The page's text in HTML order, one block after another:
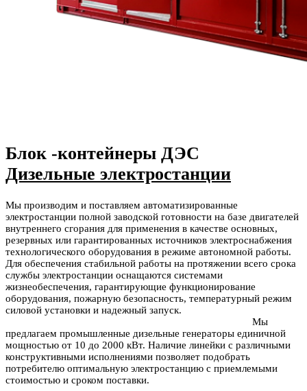
Блок -контейнеры ДЭС
Дизельные электростанции
Мы производим и поставляем автоматизированные
электростанции полной заводской готовности на базе двигателей
внутреннего сгорания для применения в качестве основных,
резервных или гарантированных источников электроснабжения
технологического оборудования в режиме автономной работы.
Для обеспечения стабильной работы на протяжении всего срока
службы электростанции оснащаются системами
жизнеобеспечения, гарантирующие функционирование
оборудования, пожарную безопасность, температурный режим
силовой установки и надежный запуск.
Мы
предлагаем промышленные дизельные генераторы единичной
мощностью от 10 до 2000 кВт. Наличие линейки с различными
конструктивными исполнениями позволяет подобрать
потребителю оптимальную электростанцию с приемлемыми
стоимостью и сроком поставки.